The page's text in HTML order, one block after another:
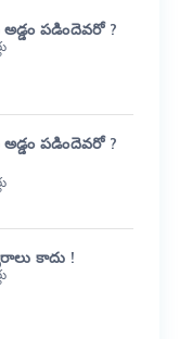
పడిందెవరో ?
పడిందెవరో ?
కాదు !